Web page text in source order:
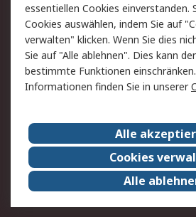
RS Verkaufs- und
Lieferbedingungen
Cookie-Richtlinie
Impressum
RS
Karriere bei RS
Qualität/Zertifikate
Event-Center
essentiellen Cookies einverstanden.
Cookies auswählen, indem Sie auf
verwalten" klicken. Wenn Sie dies
Sie auf "Alle ablehnen". Dies kann
bestimmte Funktionen
Informationen finden Sie in unserer
Alle
Cookies
Alle